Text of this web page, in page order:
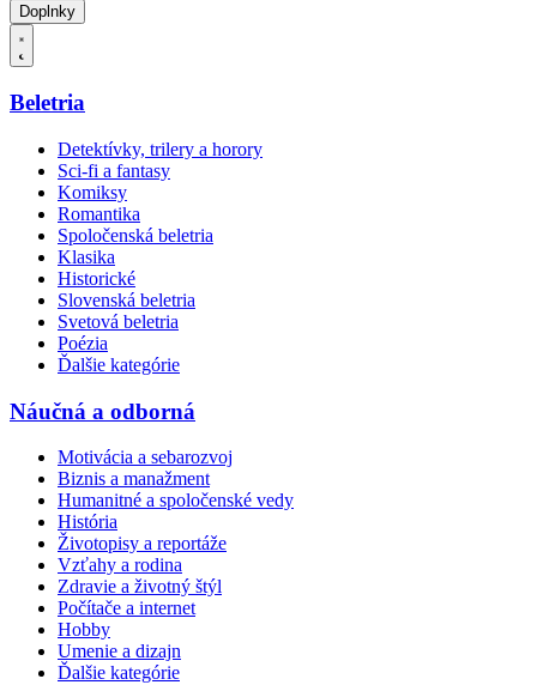
Doplnky
Beletria
Detektívky, trilery a horory
Sci-fi a fantasy
Komiksy
Romantika
Spoločenská beletria
Klasika
Historické
Slovenská beletria
Svetová beletria
Poézia
Ďalšie kategórie
Náučná a odborná
Motivácia a sebarozvoj
Biznis a manažment
Humanitné a spoločenské vedy
História
Životopisy a reportáže
Vzťahy a rodina
Zdravie a životný štýl
Počítače a internet
Hobby
Umenie a dizajn
Ďalšie kategórie